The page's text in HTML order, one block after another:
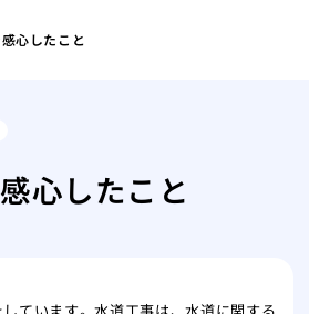
心したこと
心したこと